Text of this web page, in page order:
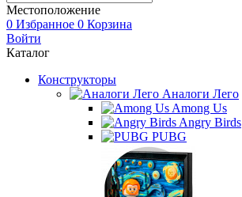
Местоположение
0 Избранное 0 Корзина
Войти
Каталог
Конструкторы
Аналоги Лего
Among Us
Angry Birds
PUBG